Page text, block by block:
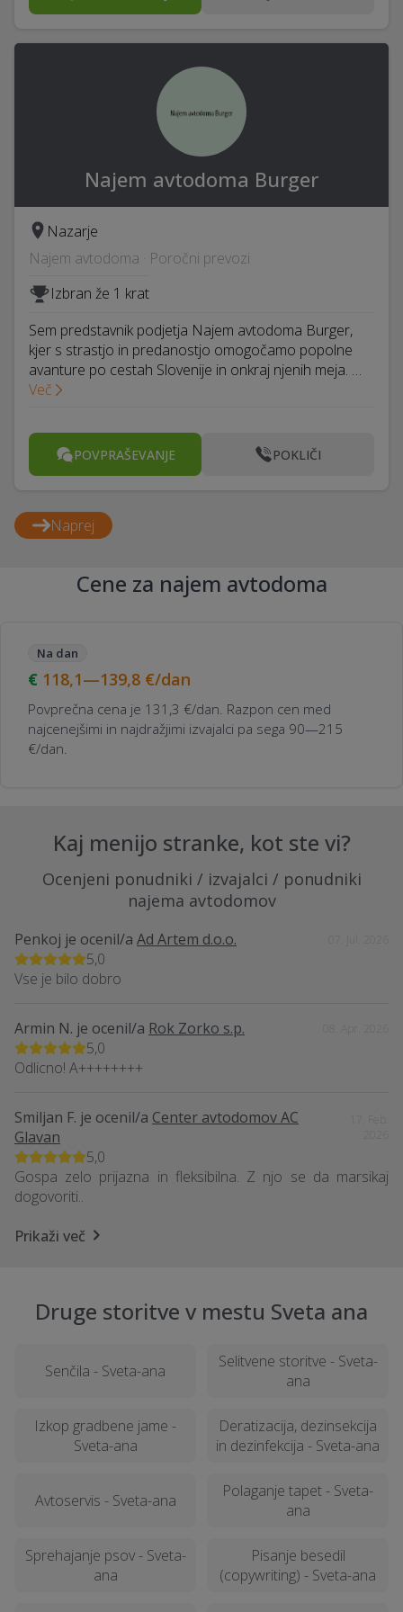
Najem avtodoma Burger
Nazarje
Najem avtodoma · Poročni prevozi
Izbran že 1 krat
Sem predstavnik podjetja Najem avtodoma Burger,
kjer s strastjo in predanostjo omogočamo popolne
avanture po cestah Slovenije in onkraj njenih meja. …
Več
POVPRAŠEVANJE POKLIČI
Naprej
Cene za najem avtodoma
Na dan
118,1—139,8 €/dan
Povprečna cena je 131,3 €/dan. Razpon cen med
najcenejšimi in najdražjimi izvajalci pa sega 90—215
€/dan.
Kaj menijo stranke, kot ste vi?
Ocenjeni ponudniki / izvajalci / ponudniki
najema avtodomov
Penkoj je ocenil/a Ad Artem d.o.o.
5,0
Vse je bilo dobro
Armin N. je ocenil/a Rok Zorko s.p.
5,0
Odlicno! A++++++++
Smiljan F. je ocenil/a Center avtodomov AC
Glavan
5,0
Gospa zelo prijazna in fleksibilna. Z njo se da marsikaj
dogovoriti..
Prikaži več
Druge storitve v mestu Sveta ana
Senčila - Sveta-ana
Selitvene storitve - Sveta-
ana
Izkop gradbene jame -
Sveta-ana
Deratizacija, dezinsekcija
in dezinfekcija - Sveta-ana
Avtoservis - Sveta-ana
Polaganje tapet - Sveta-
ana
Sprehajanje psov - Sveta-
ana
Pisanje besedil
(copywriting) - Sveta-ana